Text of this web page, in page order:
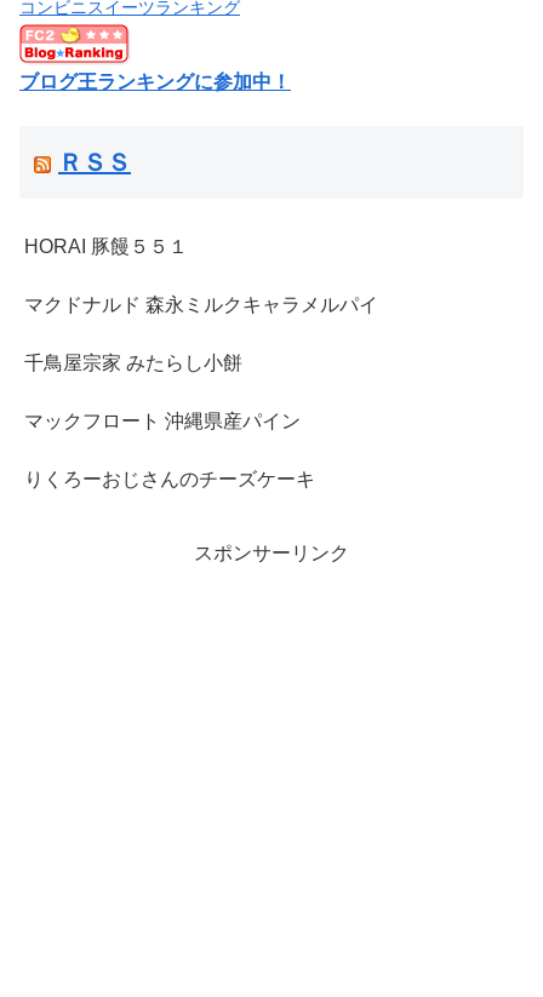
コンビニスイーツランキング
ブログ王ランキングに参加中！
ＲＳＳ
HORAI 豚饅５５１
マクドナルド 森永ミルクキャラメルパイ
千鳥屋宗家 みたらし小餅
マックフロート 沖縄県産パイン
りくろーおじさんのチーズケーキ
スポンサーリンク